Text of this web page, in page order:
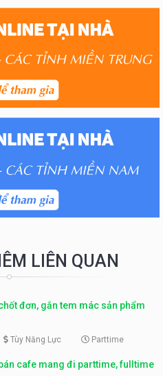
LIÊN QUAN
đơn, gắn tem mác sản phẩm
Tùy Năng Lực Parttime
cafe mang đi parttime, fulltime